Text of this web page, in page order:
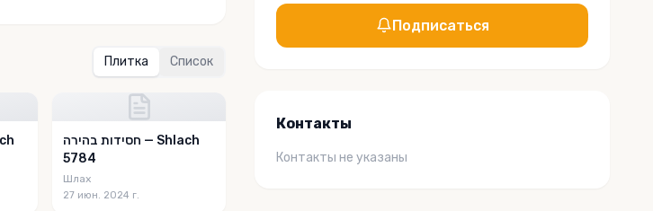
Плитка Список
חסידות בהירה — Shlach
5784
Шлах
27 июн. 2024 г.
Подписаться
Контакты
Контакты не указаны